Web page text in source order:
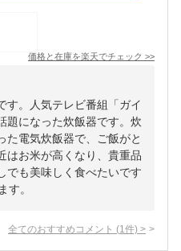
価格と在庫を楽天でチェック >>
す。人気テレビ番組「ガイ
題になった炊飯器です。炊
た電気炊飯器で、ご飯がと
はお米が高くなり、貴重品
でも美味しく食べたいです
す。
全てのおすすめコメント (1 件) >